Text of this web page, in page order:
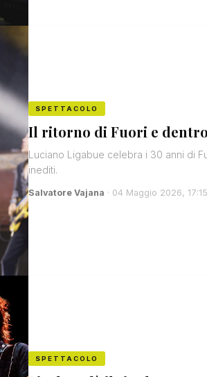
SPETTACOLO
Il ritorno di Fuori e
Luciano Ligabue celebra i 30 anni di
inediti.
Salvatore Vajana · 04 Maggio 2026, 17:15
SPETTACOLO